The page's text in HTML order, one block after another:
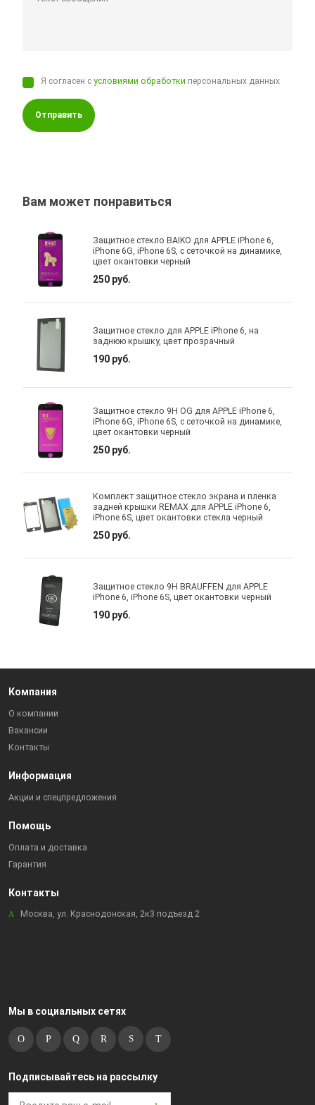
Я согласен сусловиями обработки персональных данных
Отправить
Вам может понравиться
Защитное стекло BAIKO для APPLE iPhone 6,
iPhone 6G, iPhone 6S, с сеточкой на динамике,
цвет окантовки черный
250 руб.
Защитное стекло для APPLE iPhone 6, на
заднюю крышку, цвет прозрачный
190 руб.
Защитное стекло 9H OG для APPLE iPhone 6,
iPhone 6G, iPhone 6S, с сеточкой на динамике,
цвет окантовки черный
250 руб.
Комплект защитное стекло экрана и пленка
задней крышки REMAX для APPLE iPhone 6,
iPhone 6S, цвет окантовки стекла черный
250 руб.
Защитное стекло 9H BRAUFFEN для APPLE
iPhone 6, iPhone 6S, цвет окантовки черный
190 руб.
Компания
О компании
Вакансии
Контакты
Информация
Акции и спецпредложения
Помощь
Оплата и доставка
Гарантия
Контакты
Москва, ул. Краснодонская, 2к3 подъезд 2
Мы в социальных сетях
Подписывайтесь на рассылку